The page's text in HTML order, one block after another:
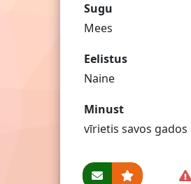
Sugu
Mees
Eelistus
Naine
Minust
vīrietis savos gados